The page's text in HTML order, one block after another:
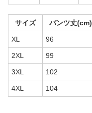
サイズ パンツ丈(cm)
XL 96
2XL 99
3XL 102
4XL 104